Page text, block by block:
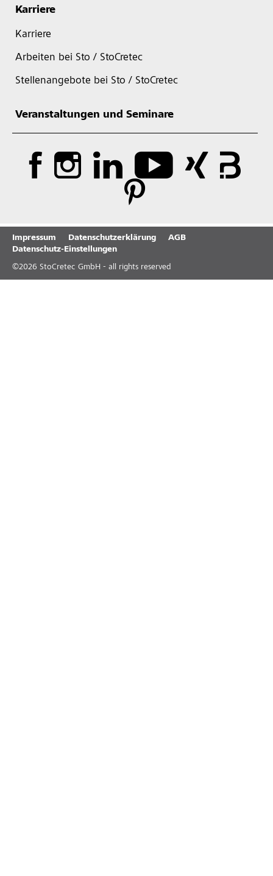
Karriere
Karriere
Arbeiten bei Sto / StoCretec
Stellenangebote bei Sto / StoCretec
Veranstaltungen und Seminare
Impressum Datenschutzerklärung
AGB
Datenschutz-Einstellungen
©2026 StoCretec GmbH - all rights reserved